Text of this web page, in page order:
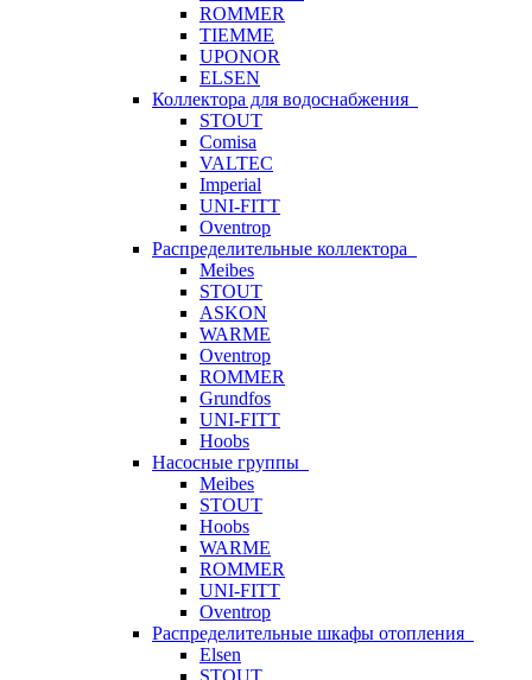
ROMMER
TIEMME
UPONOR
ELSEN
Коллектора для водоснабжения
STOUT
Comisa
VALTEC
Imperial
UNI-FITT
Oventrop
Распределительные коллектора
Meibes
STOUT
ASKON
WARME
Oventrop
ROMMER
Grundfos
UNI-FITT
Hoobs
Насосные группы
Meibes
STOUT
Hoobs
WARME
ROMMER
UNI-FITT
Oventrop
Распределительные шкафы отопления
Elsen
STOUT